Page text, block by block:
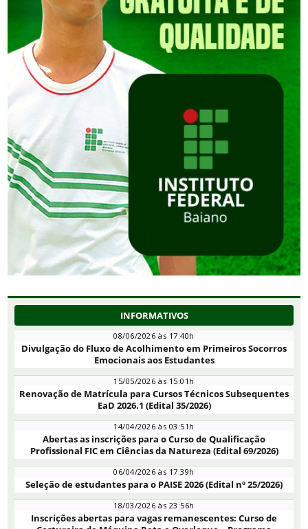
INFORMATIVOS
08/06/2026 às 17:40h
Divulgação do Fluxo de Acolhimento em Primeiros Socorros
Emocionais aos Estudantes
15/05/2026 às 15:01h
Renovação de Matrícula para Cursos Técnicos Subsequentes
EaD 2026.1 (Edital 35/2026)
14/04/2026 às 03:51h
Abertas as inscrições para o Curso de Qualificação
Profissional FIC em Ciências da Natureza (Edital 69/2026)
06/04/2026 às 17:39h
Seleção de estudantes para o PAISE 2026 (Edital nº 25/2026)
18/03/2026 às 23:56h
Inscrições abertas para vagas remanescentes: Curso de